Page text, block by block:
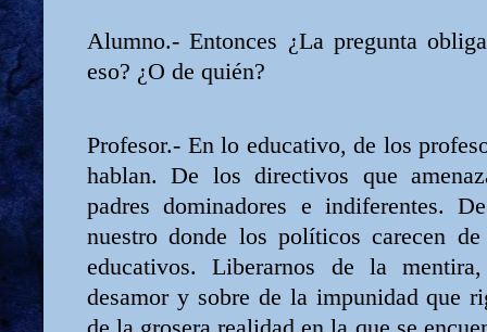
Alumno.- Entonces ¿La pregunta
eso? ¿O de quién?
Profesor.- En lo educativo, de los
hablan. De los directivos que
padres dominadores e indiferentes.
nuestro donde los políticos carecen
educativos. Liberarnos de la
desamor y sobre de la impunidad que